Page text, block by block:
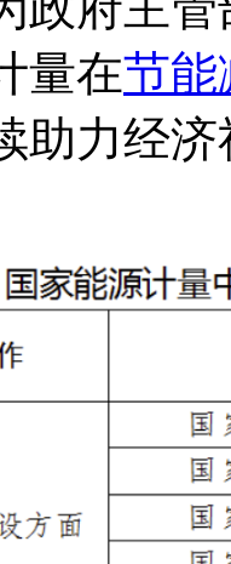
量在节能
助力经